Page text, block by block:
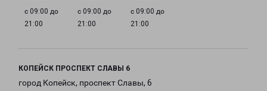
с 09:00 до
21:00
с 09:00 до
21:00
с 09:00 до
21:00
КОПЕЙСК ПРОСПЕКТ СЛАВЫ 6
город Копейск, проспект Славы, 6